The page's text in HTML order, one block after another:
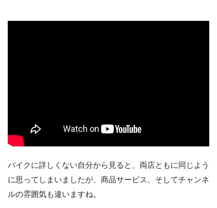
バイクに詳しくない自分から見ると、両店ともに同じよう
に思ってしまいましたが、商品サービス、そしてチャンネ
ルの雰囲気も違いますね。